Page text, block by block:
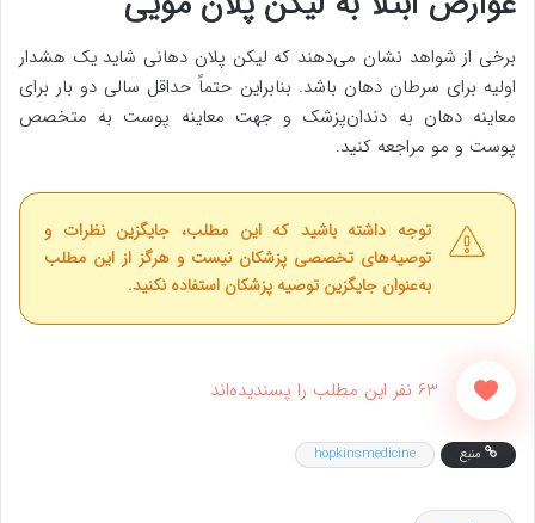
برخی از شواهد نشان می‌دهند که لیکن پلان دهانی شاید یک هشدار
اولیه برای سرطان دهان باشد. بنابراین حتماً حداقل سالی دو بار برای
معاینه دهان به دندان‌پزشک و جهت معاینه پوست به متخصص
پوست و مو مراجعه کنید.
توجه داشته باشید که این مطلب، جایگزین نظرات و
توصیه‌های تخصصی پزشکان نیست و هرگز از این مطلب
به‌عنوان جایگزین توصیه پزشکان استفاده نکنید.
63 نفر این مطلب را پسندیده‌اند
منبع hopkinsmedicine